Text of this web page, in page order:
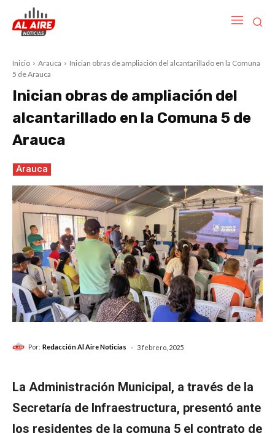
Inicio Arauca
Inician obras de ampliación del alcantarillado en la Comuna
5 de Arauca
Inician obras de ampliación del
alcantarillado en la Comuna 5 de
Arauca
Arauca
Por: Redacción Al Aire Noticias - 3 febrero, 2025
La Administración Municipal, a través de la
Secretaría de Infraestructura, presentó ante
los residentes de la comuna 5 el contrato de